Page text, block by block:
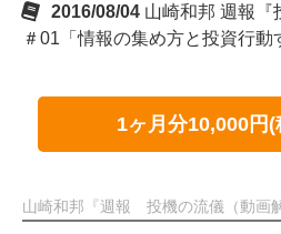
2016/08/04 山崎和邦 週報『
＃01「情報の集め方と投資行動
1ヶ月分10,000円(
山崎和邦『週報 投機の流儀（動画